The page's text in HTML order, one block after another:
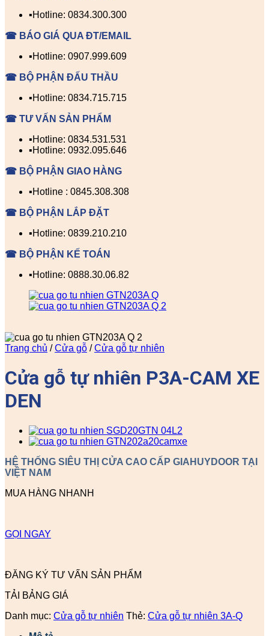
▪️Hotline: 0834.300.300
☎ BÁO GIÁ QUA ĐT/EMAIL
▪️Hotline: 0907.999.609
☎ BỘ PHẬN ĐẤU THẦU
▪️Hotline: 0834.715.715
☎ TƯ VẤN SẢN PHẨM
▪️Hotline: 0834.531.531
▪️Hotline: 0932.095.646
☎ BỘ PHẬN GIAO HÀNG
▪️Hotline : 0845.308.308
☎ BỘ PHẬN LẮP ĐẶT
▪️Hotline: 0839.210.210
☎ BỘ PHẬN KẾ TOÁN
▪️Hotline: 0888.30.06.82
Trang chủ / Cửa gỗ / Cửa gỗ tự nhiên
Cửa gỗ tự nhiên P3A-CAM XE
DEN
HỆ THỐNG SIÊU THỊ CỬA CAO CẤP GIAHUYDOOR TẠI
VIỆT NAM
MUA HÀNG NHANH
GỌI NGAY
ĐĂNG KÝ TƯ VẤN SẢN PHẨM
TẢI BẢNG GIÁ
Danh mục: Cửa gỗ tự nhiên Thẻ: Cửa gỗ tự nhiên 3A-Q